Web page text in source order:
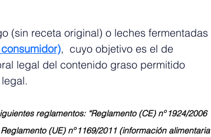
(sin receta original) o leches fermentadas
,  cuyo objetivo es el de
legal del contenido graso permitido
reglamentos: “Reglamento (CE) nº 1924/2006
(UE) nº 1169/2011 (información alimentaria